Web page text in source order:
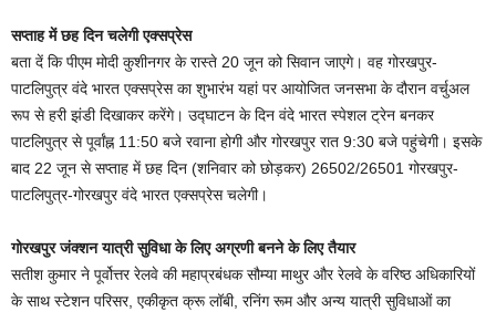
सप्ताह में छह दिन चलेगी एक्सप्रेस
बता दें कि पीएम मोदी कुशीनगर के रास्ते 20 जून को सिवान जाएगे। वह गोरखपुर-
पाटलिपुत्र वंदे भारत एक्सप्रेस का शुभारंभ यहां पर आयोजित जनसभा के दौरान वर्चुअल
रूप से हरी झंडी दिखाकर करेंगे। उद्घाटन के दिन वंदे भारत स्पेशल ट्रेन बनकर
पाटलिपुत्र से पूर्वांह्न 11:50 बजे रवाना होगी और गोरखपुर रात 9:30 बजे पहुंचेगी। इसके
बाद 22 जून से सप्ताह में छह दिन (शनिवार को छोड़कर) 26502/26501 गोरखपुर-
पाटलिपुत्र-गोरखपुर वंदे भारत एक्सप्रेस चलेगी।
गोरखपुर जंक्शन यात्री सुविधा के लिए अग्रणी बनने के लिए तैयार
सतीश कुमार ने पूर्वोत्तर रेलवे की महाप्रबंधक सौम्या माथुर और रेलवे के वरिष्ठ अधिकारियों
के साथ स्टेशन परिसर, एकीकृत क्रू लॉबी, रनिंग रूम और अन्य यात्री सुविधाओं का